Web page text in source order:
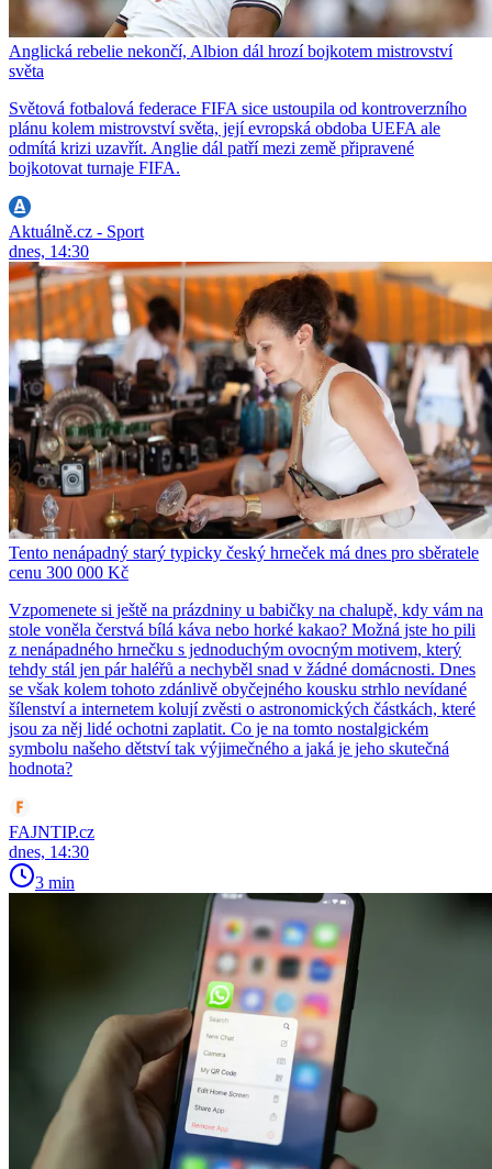
Anglická rebelie nekončí, Albion dál hrozí bojkotem mistrovství
světa
Světová fotbalová federace FIFA sice ustoupila od kontroverzního
plánu kolem mistrovství světa, její evropská obdoba UEFA ale
odmítá krizi uzavřít. Anglie dál patří mezi země připravené
bojkotovat turnaje FIFA.
Aktuálně.cz - Sport
dnes, 14:30
Tento nenápadný starý typicky český hrneček má dnes pro sběratele
cenu 300 000 Kč
Vzpomenete si ještě na prázdniny u babičky na chalupě, kdy vám na
stole voněla čerstvá bílá káva nebo horké kakao? Možná jste ho pili
z nenápadného hrnečku s jednoduchým ovocným motivem, který
tehdy stál jen pár haléřů a nechyběl snad v žádné domácnosti. Dnes
se však kolem tohoto zdánlivě obyčejného kousku strhlo nevídané
šílenství a internetem kolují zvěsti o astronomických částkách, které
jsou za něj lidé ochotni zaplatit. Co je na tomto nostalgickém
symbolu našeho dětství tak výjimečného a jaká je jeho skutečná
hodnota?
FAJNTIP.cz
dnes, 14:30
3 min